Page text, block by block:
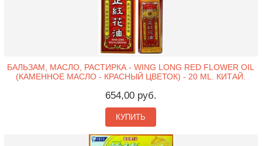
БАЛЬЗАМ, МАСЛО, РАСТИРКА - WING LONG RED FLOWER OIL
(КАМЕННОЕ МАСЛО - КРАСНЫЙ ЦВЕТОК) - 20 ML. КИТАЙ.
654,00 руб.
КУПИТЬ